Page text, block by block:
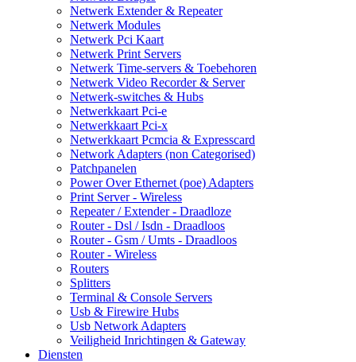
Netwerk Extender & Repeater
Netwerk Modules
Netwerk Pci Kaart
Netwerk Print Servers
Netwerk Time-servers & Toebehoren
Netwerk Video Recorder & Server
Netwerk-switches & Hubs
Netwerkkaart Pci-e
Netwerkkaart Pci-x
Netwerkkaart Pcmcia & Expresscard
Network Adapters (non Categorised)
Patchpanelen
Power Over Ethernet (poe) Adapters
Print Server - Wireless
Repeater / Extender - Draadloze
Router - Dsl / Isdn - Draadloos
Router - Gsm / Umts - Draadloos
Router - Wireless
Routers
Splitters
Terminal & Console Servers
Usb & Firewire Hubs
Usb Network Adapters
Veiligheid Inrichtingen & Gateway
Diensten